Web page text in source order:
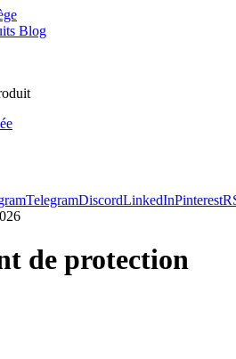
Blog
TelegramDiscordLinkedInPinterest
de protection